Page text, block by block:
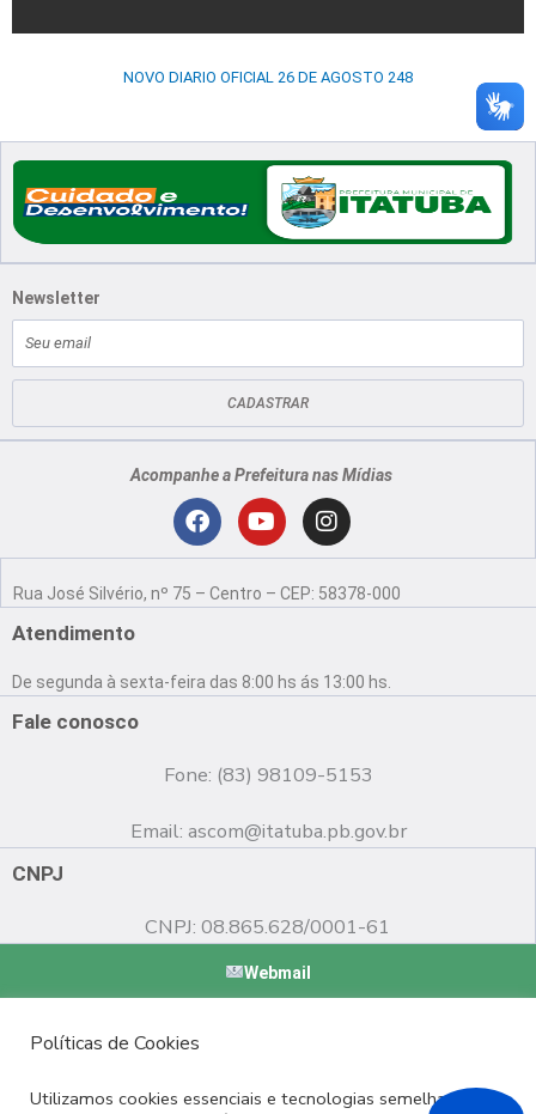
NOVO DIARIO OFICIAL 26 DE AGOSTO 248
Newsletter
mail
CADASTRAR
Acompanhe a Prefeitura nas Mídias
F
c
o
o
Y
u
b
e
I
n
s
g
r
Rua José Silvério, nº 75 – Centro – CEP: 58378-000
Atendimento
De segunda à sexta-feira das 8:00 hs ás 13:00 hs.
Fale conosco
Fone: (83) 98109-5153
Email: ascom@itatuba.pb.gov.br
CNPJ
CNPJ: 08.865.628/0001-61
Webmail
Políticas de Cookies
Utilizamos cookies essenciais e tecnologias semelhantes de